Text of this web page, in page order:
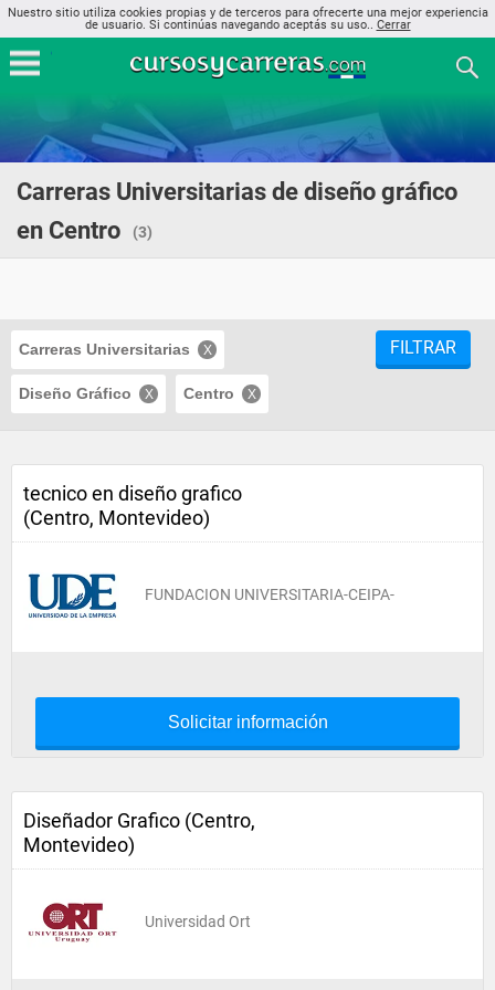
Nuestro sitio utiliza cookies propias y de terceros para ofrecerte una mejor experiencia
de usuario. Si continúas navegando aceptás su uso.. Cerrar
Carreras Universitarias de diseño gráfico
en Centro
(3)
Carreras Universitarias
Diseño Gráfico Centro
FILTRAR
tecnico en diseño grafico
(Centro, Montevideo)
FUNDACION UNIVERSITARIA-CEIPA-
Solicitar información
Diseñador Grafico (Centro,
Montevideo)
Universidad Ort